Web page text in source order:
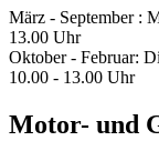
März - September :
13.00 Uhr
Oktober - Februar:
10.00 - 13.00 Uhr
Motor- und